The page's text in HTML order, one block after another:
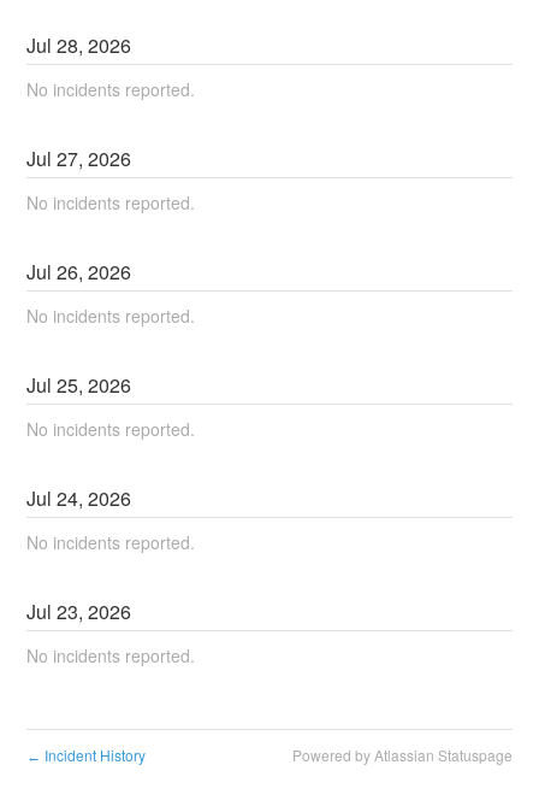
Jul28,2026
No incidents reported.
Jul27,2026
No incidents reported.
Jul26,2026
No incidents reported.
Jul25,2026
No incidents reported.
Jul24,2026
No incidents reported.
Jul23,2026
No incidents reported.
← Incident History Powered by Atlassian Statuspage